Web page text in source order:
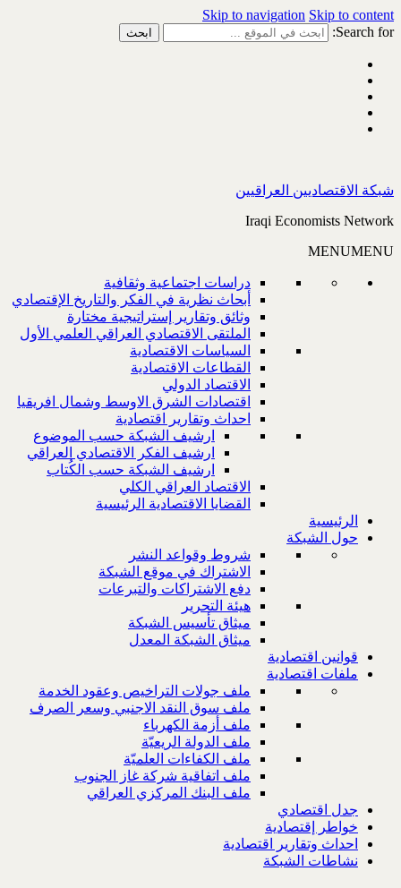
Skip to navigation Skip to content
Search for:
شبكة الاقتصاديين العراقيين
Iraqi Economists Network
MENUMENU
دراسات اجتماعية وثقافية
أبحاث نظرية في الفكر والتاريخ الإقتصادي
وثائق وتقارير إستراتيجية مختارة
الملتقى الاقتصادي العراقي العلمي الأول
السياسات الاقتصادية
القطاعات الاقتصادية
الاقتصاد الدولي
اقتصادات الشرق الاوسط وشمال افريقيا
احداث وتقارير اقتصادية
ارشيف الشبكة حسب الموضوع
ارشيف الفكر الاقتصادي العراقي
ارشيف الشبكة حسب الكُتاب
الاقتصاد العراقي الكلي
القضايا الاقتصادية الرئيسية
الرئيسية
حول الشبكة
شروط وقواعد النشر
الاشتراك في موقع الشبكة
دفع الاشتراكات والتبرعات
هيئة التحرير
ميثاق تأسيس الشبكة
ميثاق الشبكة المعدل
قوانين اقتصادية
ملفات اقتصادية
ملف جولات التراخيص وعقود الخدمة
ملف سوق النقد الاجنبي وسعر الصرف
ملف أزمة الكهرباء
ملف الدولة الريعيّة
ملف الكفاءات العلميّة
ملف اتفاقية شركة غاز الجنوب
ملف البنك المركزي العراقي
جدل اقتصادي
خواطر إقتصادية
احداث وتقارير اقتصادية
نشاطات الشبكة